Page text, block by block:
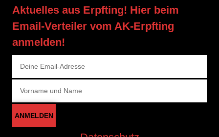
Aktuelles aus Erpfting! Hier beim
Email-Verteiler vom AK-Erpfting
anmelden!
ANMELDEN